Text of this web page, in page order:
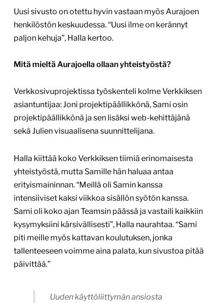
Uusi sivusto on otettu hyvin vastaan myös Aurajoen
henkilöstön keskuudessa. “Uusi ilme on kerännyt
paljon kehuja”, Halla kertoo.
Mitä mieltä Aurajoella ollaan yhteistyöstä?
Verkkosivuprojektissa työskenteli kolme Verkkiksen
asiantuntijaa: Joni projektipäällikkönä, Sami osin
projektipäällikkönä ja sen lisäksi web-kehittäjänä
sekä Julien visuaalisena suunnittelijana.
Halla kiittää koko Verkkiksen tiimiä erinomaisesta
yhteistyöstä, mutta Samille hän haluaa antaa
erityismaininnan. “Meillä oli Samin kanssa
intensiiviset kaksi viikkoa sisällön syötön kanssa.
Sami oli koko ajan Teamsin päässä ja vastaili kaikkiin
kysymyksiini kärsivällisesti”, Halla naurahtaa. “Sami
piti meille myös kattavan koulutuksen, jonka
tallenteeseen voimme aina palata, kun sivustoa pitää
päivittää.”
Uuden käyttöliittymän ansiosta